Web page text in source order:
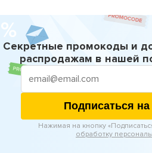
Секретные промокоды и
распродажам в нашей
Подписаться
Нажимая на кнопку
обработку